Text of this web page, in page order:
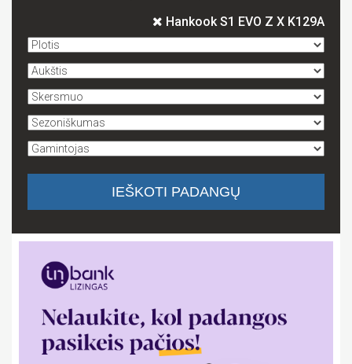
Hankook S1 EVO Z X K129A